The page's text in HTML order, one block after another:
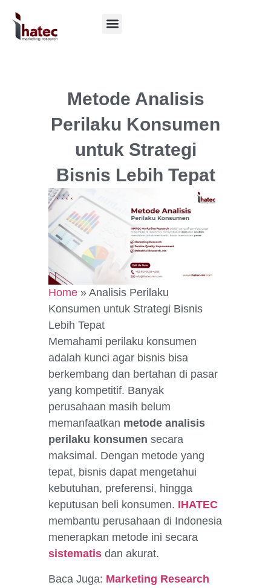
Metode Analisis
Perilaku Konsumen
untuk Strategi
Bisnis Lebih Tepat
Home » Analisis Perilaku
Konsumen untuk Strategi Bisnis
Lebih Tepat
Memahami perilaku konsumen
adalah kunci agar bisnis bisa
berkembang dan bertahan di pasar
yang kompetitif. Banyak
perusahaan masih belum
memanfaatkan metode analisis
perilaku konsumen secara
maksimal. Dengan metode yang
tepat, bisnis dapat mengetahui
kebutuhan, preferensi, hingga
keputusan beli konsumen. IHATEC
membantu perusahaan di Indonesia
menerapkan metode ini secara
sistematis dan akurat.
Baca Juga: Marketing Research